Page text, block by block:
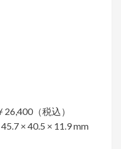
（税込）
× 40.5 × 11.9 mm